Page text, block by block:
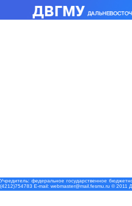
Учредитель: федеральное государственное
(4212)754783 Е-mail: webmaster@mail.fesmu.ru © 2011